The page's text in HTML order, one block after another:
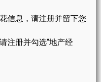
信息，请注册并留下您
注册并勾选“地产经